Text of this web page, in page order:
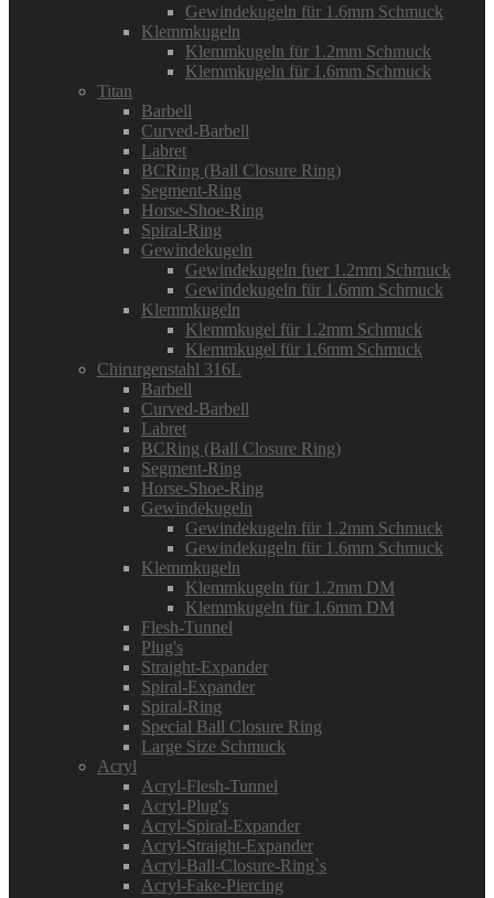
Gewindekugeln für 1.6mm Schmuck
Klemmkugeln
Klemmkugeln für 1.2mm Schmuck
Klemmkugeln für 1.6mm Schmuck
Titan
Barbell
Curved-Barbell
Labret
BCRing (Ball Closure Ring)
Segment-Ring
Horse-Shoe-Ring
Spiral-Ring
Gewindekugeln
Gewindekugeln fuer 1.2mm Schmuck
Gewindekugeln für 1.6mm Schmuck
Klemmkugeln
Klemmkugel für 1.2mm Schmuck
Klemmkugel für 1.6mm Schmuck
Chirurgenstahl 316L
Barbell
Curved-Barbell
Labret
BCRing (Ball Closure Ring)
Segment-Ring
Horse-Shoe-Ring
Gewindekugeln
Gewindekugeln für 1.2mm Schmuck
Gewindekugeln für 1.6mm Schmuck
Klemmkugeln
Klemmkugeln für 1.2mm DM
Klemmkugeln für 1.6mm DM
Flesh-Tunnel
Plug's
Straight-Expander
Spiral-Expander
Spiral-Ring
Special Ball Closure Ring
Large Size Schmuck
Acryl
Acryl-Flesh-Tunnel
Acryl-Plug's
Acryl-Spiral-Expander
Acryl-Straight-Expander
Acryl-Ball-Closure-Ring`s
Acryl-Fake-Piercing